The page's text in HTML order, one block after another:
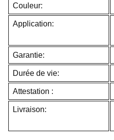
Couleur:
Application:
Garantie:
Durée de vie:
Attestation :
Livraison: